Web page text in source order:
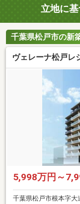
立地に
千葉県松戸市の新
ヴェレーナ松戸
5,998万円～
千葉県松戸市根本字大